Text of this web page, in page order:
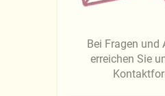
Bei Fragen und
erreichen Sie